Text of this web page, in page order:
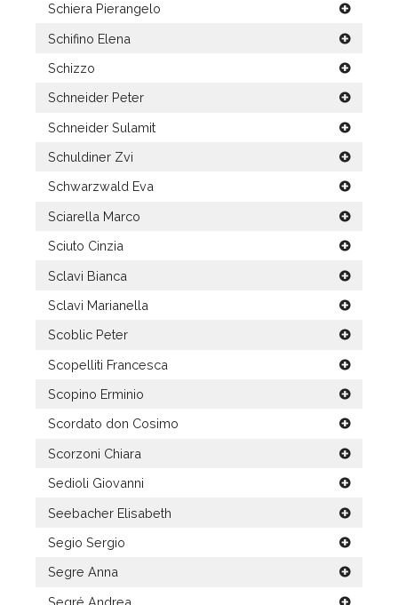
Schiera Pierangelo
Schifino Elena
Schizzo
Schneider Peter
Schneider Sulamit
Schuldiner Zvi
Schwarzwald Eva
Sciarella Marco
Sciuto Cinzia
Sclavi Bianca
Sclavi Marianella
Scoblic Peter
Scopelliti Francesca
Scopino Erminio
Scordato don Cosimo
Scorzoni Chiara
Sedioli Giovanni
Seebacher Elisabeth
Segio Sergio
Segre Anna
Segré Andrea